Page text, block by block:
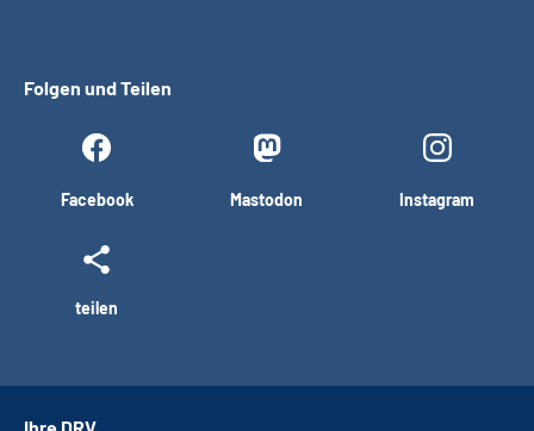
Folgen und Teilen
Facebook Mastodon Instagram
teilen